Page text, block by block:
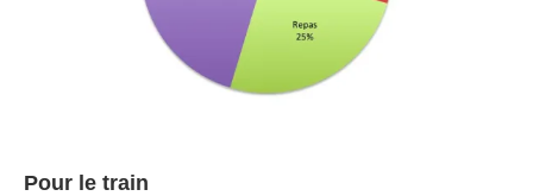
Pour le train